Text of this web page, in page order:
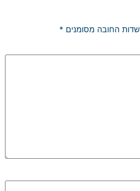
שדות החובה מסומנים *